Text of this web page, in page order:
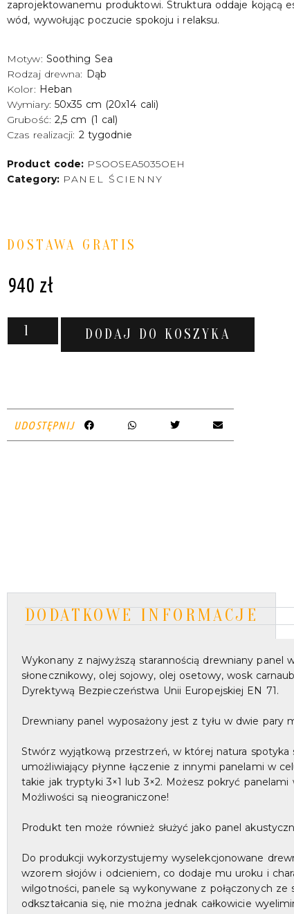
zaprojektowanemu produktowi. Struktura oddaje kojącą
wód, wywołując poczucie spokoju i relaksu.
Motyw: Soothing Sea
Rodzaj drewna: Dąb
Kolor: Heban
Wymiary: 50x35 cm (20x14 cali)
Grubość: 2,5 cm (1 cal)
Czas realizacji: 2 tygodnie
Product code: PSOOSEA5035OEH
Category: PANEL ŚCIENNY
DOSTAWA GRATIS
940 zł
DODAJ DO KOSZYKA
UDOSTĘPNIJ
DODATKOWE INFORMACJE
Wykonany z najwyższą starannością drewniany panel
słonecznikowy, olej sojowy, olej osetowy, wosk
Dyrektywą Bezpieczeństwa Unii Europejskiej EN 71.
Drewniany panel wyposażony jest z tyłu w dwie
Stwórz wyjątkową przestrzeń, w której natura spotyka
umożliwiający płynne łączenie z innymi panelami w
takie jak tryptyki 3×1 lub 3×2. Możesz pokryć
Możliwości są nieograniczone!
Produkt ten może również służyć jako panel
Do produkcji wykorzystujemy wyselekcjonowane
wzorem słojów i odcieniem, co dodaje mu uroku i
wilgotności, panele są wykonywane z połączonych
odkształcania się, nie można jednak całkowicie